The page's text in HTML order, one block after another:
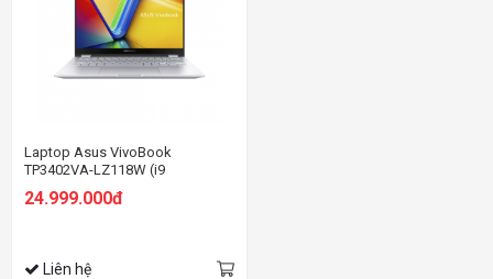
Laptop Asus VivoBook
TP3402VA-LZ118W (i9
13900H/16GB RAM/512GB
SSD/14 Cảm ứng/Win11/Bạc)
24.999.000đ
Liên hệ